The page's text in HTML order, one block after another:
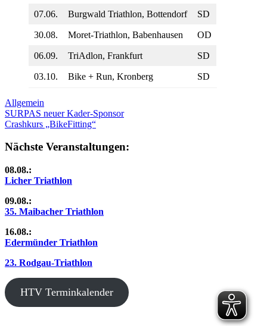
07.06. Burgwald Triathlon, Bottendorf SD
30.08. Moret-Triathlon, Babenhausen OD
06.09. TriAdlon, Frankfurt SD
03.10. Bike + Run, Kronberg SD
Allgemein
Beitragsnavigation
Vorheriger
Beitrag:
SURPAS neuer Kader-Sponsor
Nächster
Crashkurs „BikeFitting“
Nächste Veranstaltungen:
08.08.:
Licher Triathlon
09.08.:
35. Maibacher Triathlon
16.08.:
Edermünder Triathlon
23. Rodgau-Triathlon
HTV Terminkalender